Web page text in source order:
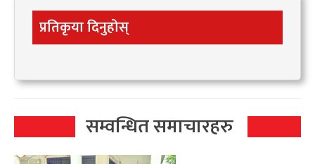
प्रतिकृया दिनुहोस्
सम्वन्धित समाचारहरु